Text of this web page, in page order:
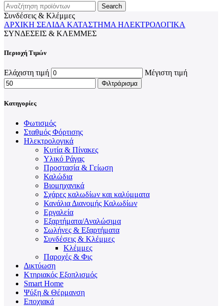
Search
Συνδέσεις & Κλέμμες
ΑΡΧΙΚΉ ΣΕΛΊΔΑ ΚΑΤΆΣΤΗΜΑ ΗΛΕΚΤΡΟΛΟΓΙΚΆ
ΣΥΝΔΈΣΕΙΣ & ΚΛΈΜΜΕΣ
Περιοχή Τιμών
Ελάχιστη τιμή Μέγιστη τιμή
Φιλτράρισμα
Κατηγορίες
Φωτισμός
Σταθμός Φόρτισης
Ηλεκτρολογικά
Κυτία & Πίνακες
Υλικό Ράγας
Προστασία & Γείωση
Καλώδια
Βιομηχανικά
Σχάρες καλωδίων και καλύμματα
Κανάλια Διανομής Καλωδίων
Εργαλεία
Εξαρτήματα/Αναλώσιμα
Σωλήνες & Εξαρτήματα
Συνδέσεις & Κλέμμες
Κλέμμες
Παροχές & Φις
Δικτύωση
Κτηριακός Εξοπλισμός
Smart Home
Ψύξη & Θέρμανση
Εποχιακά